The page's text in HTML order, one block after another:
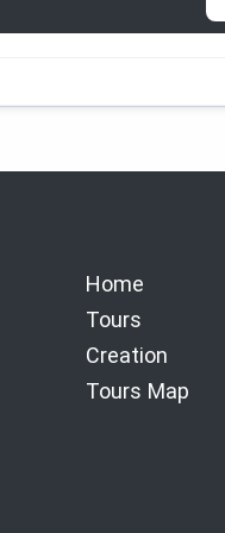
Home
Tours
Creation
Tours Map